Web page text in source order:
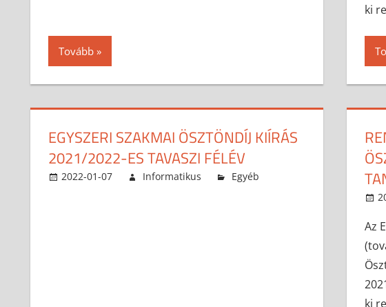
Tovább
ki
EGYSZERI SZAKMAI ÖSZTÖNDÍJ KIÍRÁS
2021/2022-ES TAVASZI FÉLÉV
2022-01-07 Informatikus Egyéb
Az
ki